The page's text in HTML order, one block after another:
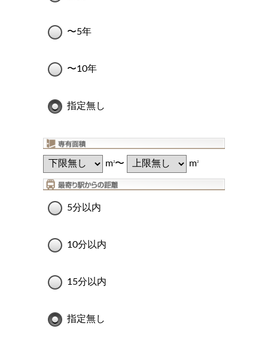
〜5年
〜10年
指定無し
m2〜 m2
5分以内
10分以内
15分以内
指定無し